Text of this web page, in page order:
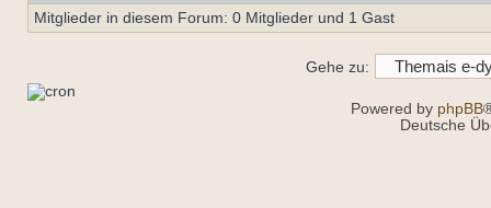
Mitglieder in diesem Forum: 0 Mitglieder und 1 Gast
Gehe zu:
Powered by phpBB
Deutsche